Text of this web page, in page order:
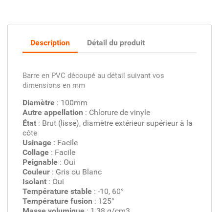
Description Détail du produit
Barre en PVC découpé au détail suivant vos
dimensions en mm
Diamètre : 100mm
Autre appellation : Chlorure de vinyle
État : Brut (lisse), diamètre extérieur supérieur à la
côte
Usinage : Facile
Collage : Facile
Peignable : Oui
Couleur : Gris ou Blanc
Isolant : Oui
Température stable : -10, 60°
Température fusion : 125°